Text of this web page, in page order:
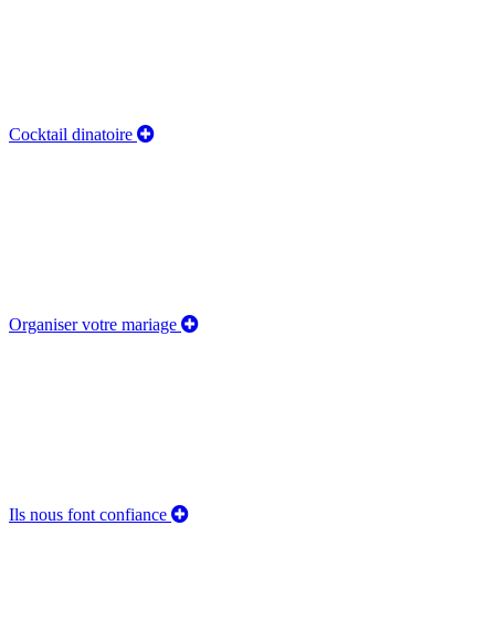
Cocktail dinatoire
Organiser votre mariage
Ils nous font confiance